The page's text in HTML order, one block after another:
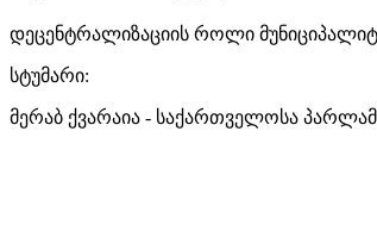
დეცენტრალიზაციის როლი
სტუმარი:
მერაბ ქვარაია - საქართველოსა